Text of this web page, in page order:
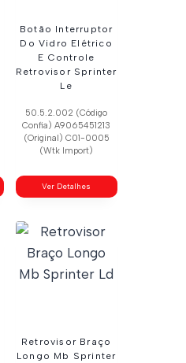
Botão Interruptor
Do Vidro Elétrico
E Controle
Retrovisor Sprinter
Le
50.5.2.002 (Código
Confia) A9065451213
(Original) C01-0005
(Wtk Import)
Ver Detalhes
Retrovisor Braço
Longo Mb Sprinter